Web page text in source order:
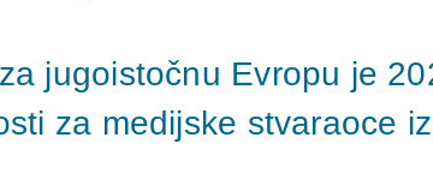
jugoistočnu Evropu je
za medijske stvaraoce